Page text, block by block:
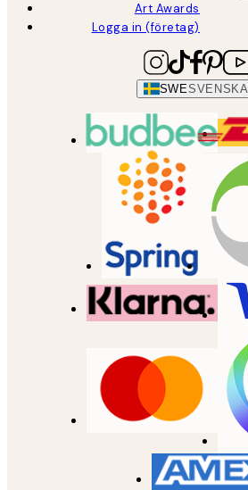
Art Awards
Logga in (företag)
SWESVENSKA